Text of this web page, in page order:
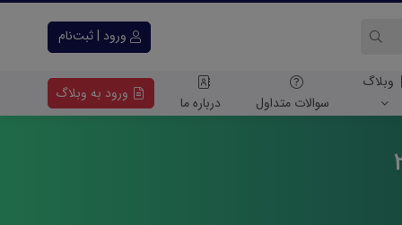
ورود | ثبت‌نام
وبلاگ
سوالات متداول درباره ما
ورود به وبلاگ